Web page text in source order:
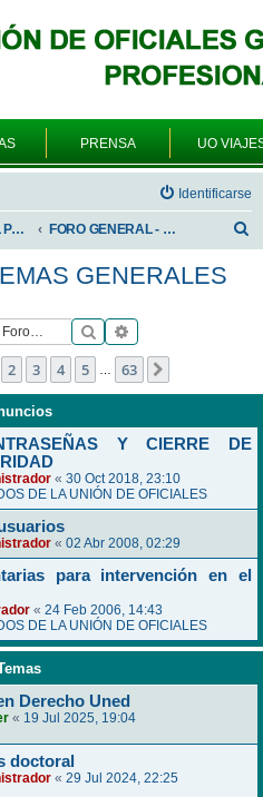
PRENSA UO
Identificarse
FORO GENERAL PARA TODOS LOS USUARIOS FORO GENERAL - TEMAS GENERALES
GENERALES
Buscar
de 63
2 3 4 5 … 63
Y CIERRE DE
« 30 Oct 2018, 23:10
DE LA UNIÓN DE OFICIALES
« 02 Abr 2008, 02:29
para intervención en el
« 24 Feb 2006, 14:43
DE LA UNIÓN DE OFICIALES
Derecho Uned
« 19 Jul 2025, 19:04
doctoral
« 29 Jul 2024, 22:25